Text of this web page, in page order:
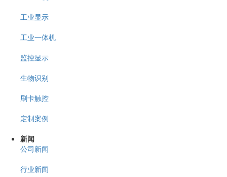
工业显示
工业一体机
监控显示
生物识别
刷卡触控
定制案例
新闻
公司新闻
行业新闻